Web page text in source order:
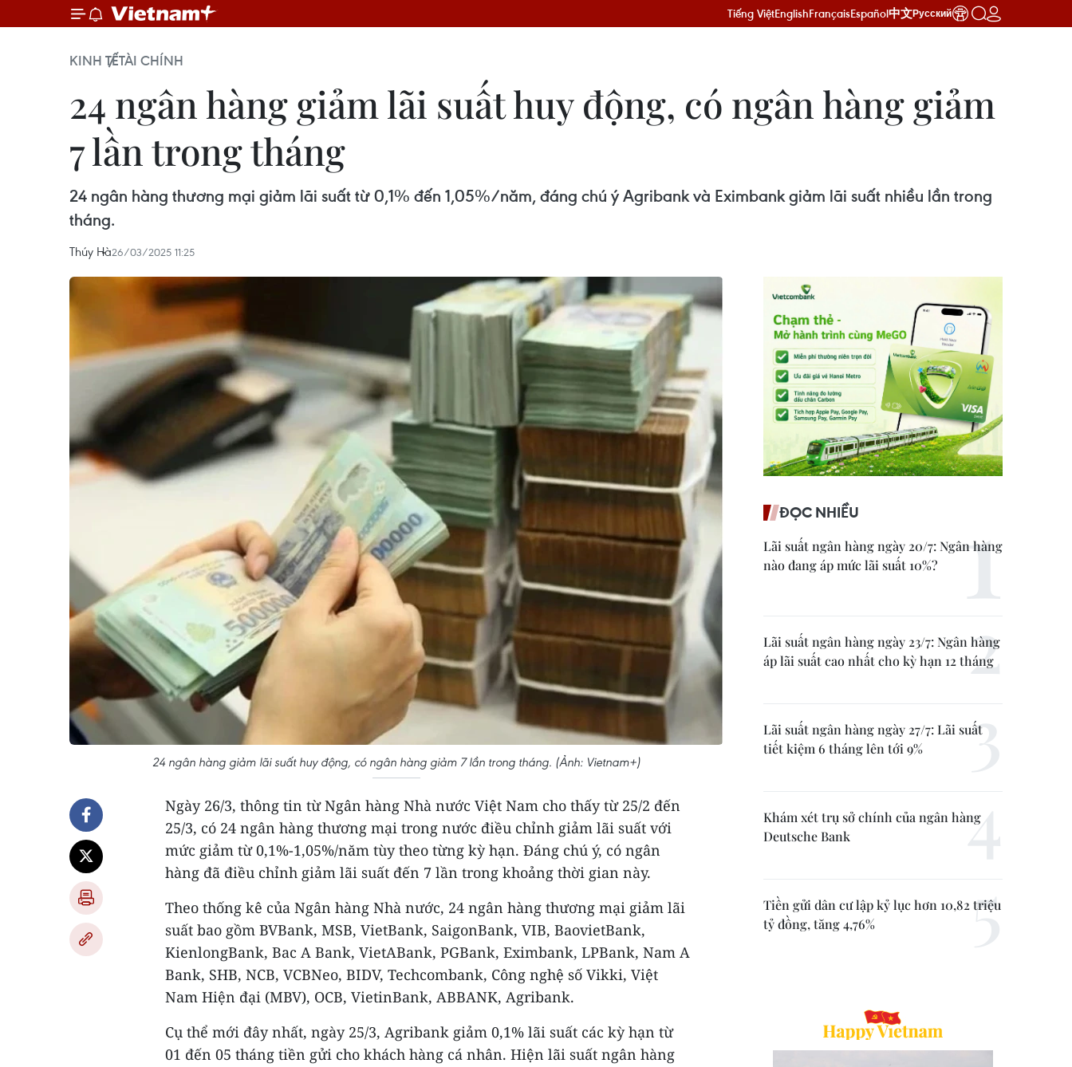
Tiếng ViệtEnglishFrançaisEspañol中文Русский
KINH TẾTÀI CHÍNH
24 ngân hàng giảm lãi suất huy động, có ngân hàng giảm
7 lần trong tháng
24 ngân hàng thương mại giảm lãi suất từ 0,1% đến 1,05%/năm, đáng chú ý Agribank và Eximbank giảm lãi suất nhiều lần trong
tháng.
Thúy Hà26/03/2025 11:25
24 ngân hàng giảm lãi suất huy động, có ngân hàng giảm 7 lần trong tháng. (Ảnh: Vietnam+)
Ngày 26/3, thông tin từ Ngân hàng Nhà nước Việt Nam cho thấy từ 25/2 đến
25/3, có 24 ngân hàng thương mại trong nước điều chỉnh giảm lãi suất với
mức giảm từ 0,1%-1,05%/năm tùy theo từng kỳ hạn. Đáng chú ý, có ngân
hàng đã điều chỉnh giảm lãi suất đến 7 lần trong khoảng thời gian này.
Theo thống kê của Ngân hàng Nhà nước, 24 ngân hàng thương mại giảm lãi
suất bao gồm BVBank, MSB, VietBank, SaigonBank, VIB, BaovietBank,
KienlongBank, Bac A Bank, VietABank, PGBank, Eximbank, LPBank, Nam A
Bank, SHB, NCB, VCBNeo, BIDV, Techcombank, Công nghệ số Vikki, Việt
Nam Hiện đại (MBV), OCB, VietinBank, ABBANK, Agribank.
Cụ thể mới đây nhất, ngày 25/3, Agribank giảm 0,1% lãi suất các kỳ hạn từ
01 đến 05 tháng tiền gửi cho khách hàng cá nhân. Hiện lãi suất ngân hàng
ĐỌC NHIỀU
Lãi suất ngân hàng ngày 20/7: Ngân hàng
nào đang áp mức lãi suất 10%?
Lãi suất ngân hàng ngày 23/7: Ngân hàng
áp lãi suất cao nhất cho kỳ hạn 12 tháng
Lãi suất ngân hàng ngày 27/7: Lãi suất
tiết kiệm 6 tháng lên tới 9%
Khám xét trụ sở chính của ngân hàng
Deutsche Bank
Tiền gửi dân cư lập kỷ lục hơn 10,82 triệu
tỷ đồng, tăng 4,76%